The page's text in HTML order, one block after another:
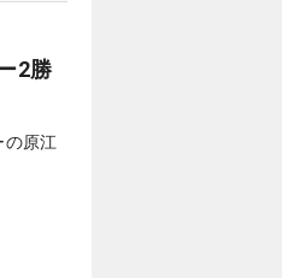
2勝
原江